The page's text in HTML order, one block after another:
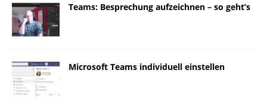
Teams: Besprechung aufzeichnen – so geht’s
Microsoft Teams individuell einstellen